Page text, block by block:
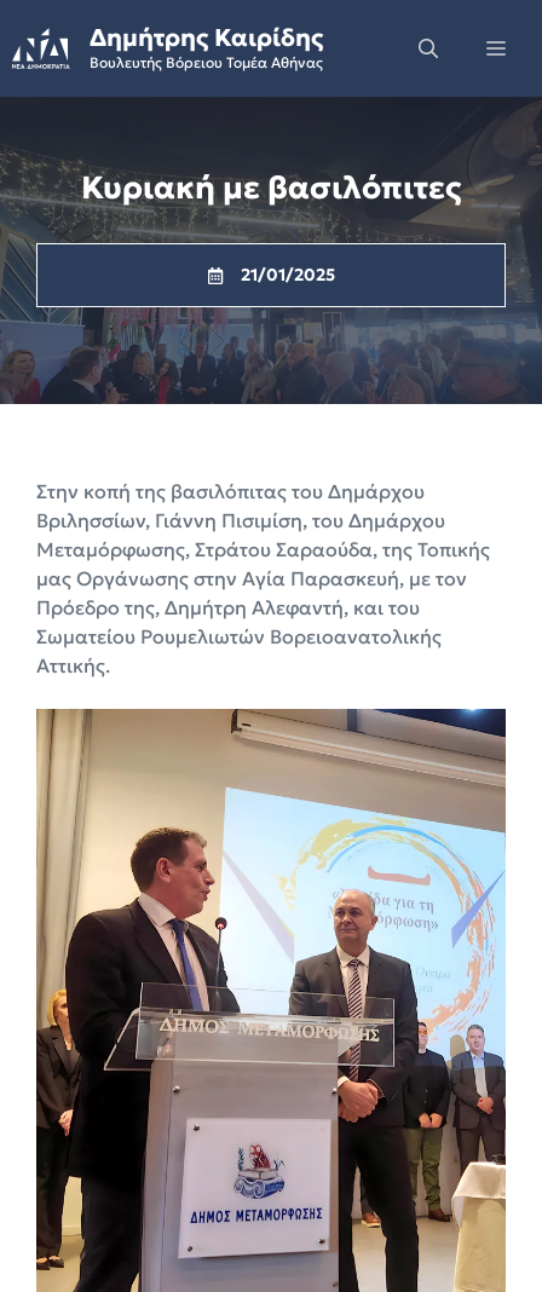
to
content
Δημήτρης Καιρίδης
Βουλευτής Βόρειου Τομέα Αθήνας
Κυριακή με βασιλόπιτες
21/01/2025
Στην κοπή της βασιλόπιτας του Δημάρχου
Βριλησσίων, Γιάννη Πισιμίση, του Δημάρχου
Μεταμόρφωσης, Στράτου Σαραούδα, της Τοπικής
μας Οργάνωσης στην Αγία Παρασκευή, με τον
Πρόεδρο της, Δημήτρη Αλεφαντή, και του
Σωματείου Ρουμελιωτών Βορειοανατολικής
Αττικής.